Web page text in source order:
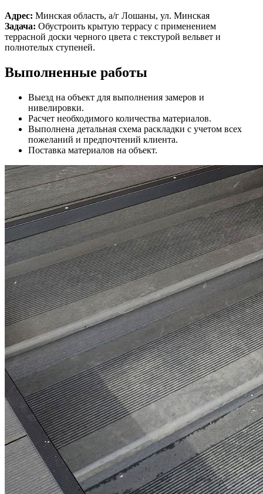
Адрес: Минская область, а/г Лошаны, ул. Минская
Задача: Обустроить крытую террасу с применением
террасной доски черного цвета с текстурой вельвет и
полнотелых ступеней.
Выполненные работы
Выезд на объект для выполнения замеров и
нивелировки.
Расчет необходимого количества материалов.
Выполнена детальная схема раскладки с учетом всех
пожеланий и предпочтений клиента.
Поставка материалов на объект.